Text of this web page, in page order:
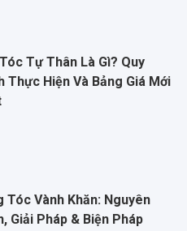
Tự Thân Là Gì? Quy
Thực Hiện Và Bảng Giá Mới
Tóc Vành Khăn: Nguyên
Giải Pháp & Biện Pháp